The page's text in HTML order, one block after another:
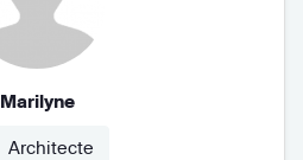
Marilyne
Architecte